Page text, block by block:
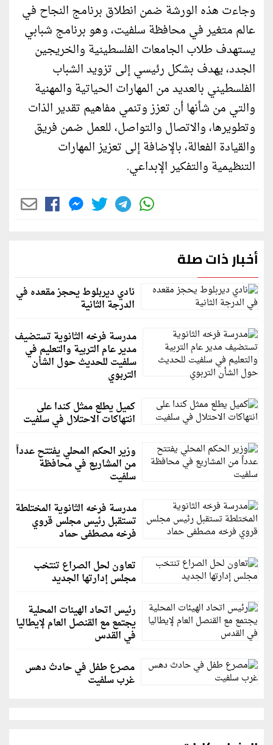
وجاءت هذه الورشة ضمن انطلاق برنامج النجاح في
عالم متغير في محافظة سلفيت، وهو برنامج شبابي
يستهدف طلاب الجامعات الفلسطينية والخريجين
الجدد، يهدف بشكل رئيسي إلى تزويد الشباب
الفلسطيني بالعديد من المهارات الحياتية والمهنية
والتي من شأنها أن تعزز وتنمي مفاهيم تقدير الذات
وتطويرها، والاتصال والتواصل، للعمل ضمن فريق
والقيادة الفعالة، بالإضافة إلى تعزيز المهارات
التنظيمية والتفكير الإبداعي.
أخبار ذات صلة
نادي ديربلوط يحجز مقعده في
الدرجة الثانية
مدرسة فرخه الثانوية تستضيف
مدير عام التربية والتعليم في
سلفيت للحديث حول الشأن
التربوي
كميل يطلع ممثل كندا على
انتهاكات الاحتلال في سلفيت
وزير الحكم المحلي يفتتح عدداً
من المشاريع في محافظة
سلفيت
مدرسة فرخه الثانوية المختلطة
تستقبل رئيس مجلس قروي
فرخه مصطفى حماد
تعاون لحل الصراع تنتخب
مجلس إدارتها الجديد
رئيس اتحاد الهيئات المحلية
يجتمع مع القنصل العام لإيطاليا
في القدس
مصرع طفل في حادث دهس
غرب سلفيت